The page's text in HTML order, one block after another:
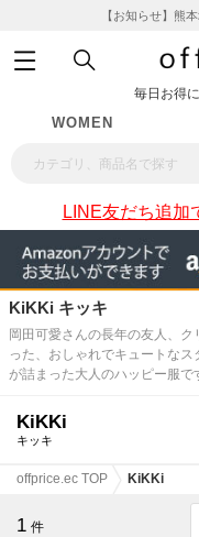
【お知らせ】熊
毎日お得
WOMEN
LINE友だち追加
KiKKi キッキ
岡田可愛さんの長年の友人、
った、おしゃれでキュートな
が詰まった大人のハッピー服で
KiKKi
キッキ
offprice.ec TOP KiKKi
1 件